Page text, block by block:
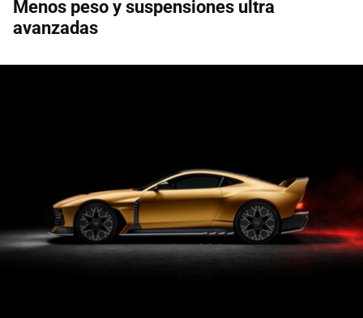
Menos peso y suspensiones ultra
avanzadas